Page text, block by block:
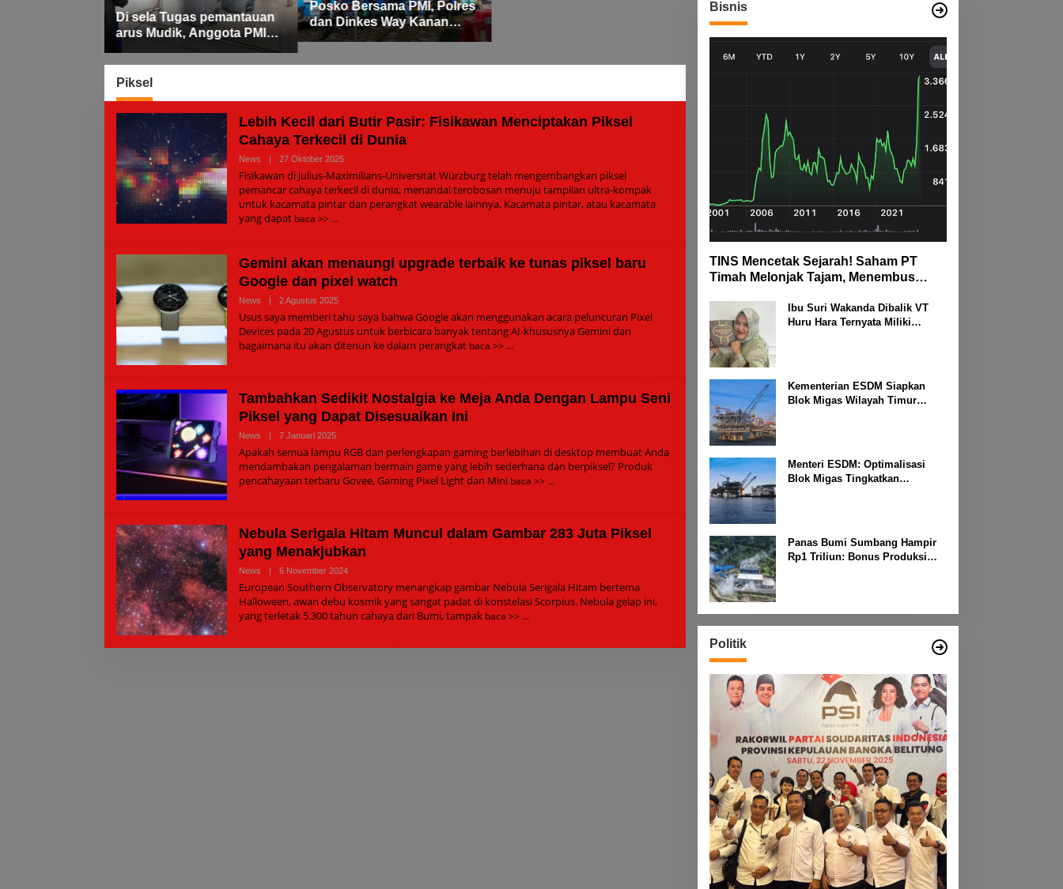
Posko Bersama PMI, Polres
dan Dinkes Way Kanan
Pantau Arus Lalu Lintas,
Kondisi Ramai Lancar
Rayakan Kemenangan Idul
Fitri 1447 H
M, Di Kampung Simpang
Asam, Kecamatan Banjit
Risalahpos
Forum DPC KWRI, Way
Kanan : Mengucapkan
Selamat Hari Raya Idul Fitri
1447 Hijriah- 2026 M
Piksel
Lebih Kecil dari Butir Pasir: Fisikawan Menciptakan Piksel
Cahaya Terkecil di Dunia
News 27 Oktober 2025Oleh
Fisikawan di Julius-Maximilians-Universität Würzburg telah mengembangkan piksel
pemancar cahaya terkecil di dunia, menandai terobosan menuju tampilan ultra-kompak
untuk kacamata pintar dan perangkat wearable lainnya. Kacamata pintar, atau kacamata
yang dapat baca >>
Gemini akan menaungi upgrade terbaik ke tunas piksel baru
Google dan pixel watch
News 2 Agustus 2025Oleh
Usus saya memberi tahu saya bahwa Google akan menggunakan acara peluncuran Pixel
Devices pada 20 Agustus untuk berbicara banyak tentang AI-khususnya Gemini dan
bagaimana itu akan ditenun ke dalam perangkat baca >>
Tambahkan Sedikit Nostalgia ke Meja Anda Dengan Lampu Seni
Piksel yang Dapat Disesuaikan Ini
News 7 Januari 2025Oleh
Apakah semua lampu RGB dan perlengkapan gaming berlebihan di desktop membuat Anda
mendambakan pengalaman bermain game yang lebih sederhana dan berpiksel? Produk
pencahayaan terbaru Govee, Gaming Pixel Light dan Mini baca >>
Nebula Serigala Hitam Muncul dalam Gambar 283 Juta Piksel
yang Menakjubkan
News 6 November 2024Oleh
European Southern Observatory menangkap gambar Nebula Serigala Hitam bertema
Halloween, awan debu kosmik yang sangat padat di konstelasi Scorpius. Nebula gelap ini,
yang terletak 5.300 tahun cahaya dari Bumi, tampak baca >>
Bisnis
TINS Mencetak Sejarah! Saham PT
Timah Melonjak Tajam, Menembus
Ibu Suri Wakanda Dibalik VT
Huru Hara Ternyata Miliki
Kementerian ESDM Siapkan
Blok Migas Wilayah Timur
Menteri ESDM: Optimalisasi
Blok Migas Tingkatkan
Panas Bumi Sumbang Hampir
Rp1 Triliun: Bonus Produksi
Politik